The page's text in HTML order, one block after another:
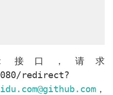
接口，请求
redirect?
，